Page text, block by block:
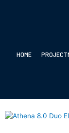
HOME